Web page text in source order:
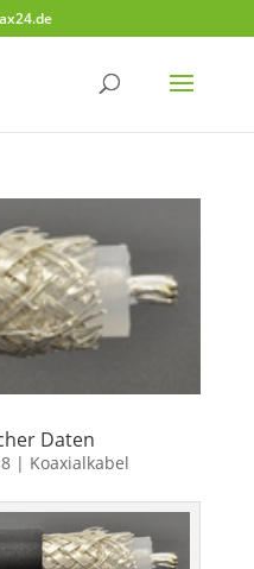
Daten
| Koaxialkabel